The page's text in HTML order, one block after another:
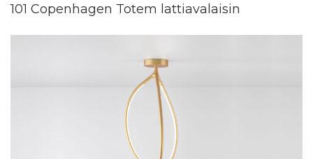
101 Copenhagen Totem lattiavalaisin